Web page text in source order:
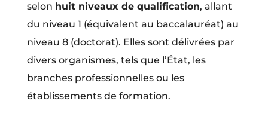
selon huit niveaux de qualification, allant
du niveau 1 (équivalent au baccalauréat) au
niveau 8 (doctorat). Elles sont délivrées par
divers organismes, tels que l’État, les
branches professionnelles ou les
établissements de formation.